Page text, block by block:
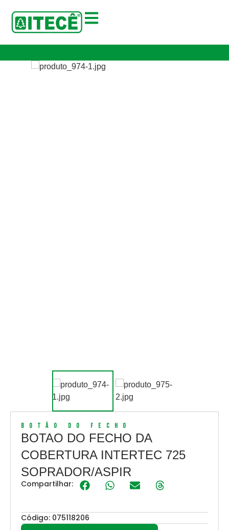
Botão do Fecho
BOTAO DO FECHO DA
COBERTURA INTERTEC 725
SOPRADOR/ASPIR
Compartilhar:
Código: 075118206